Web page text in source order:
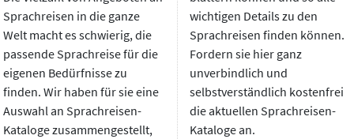
Sprachreisen in die ganze
Welt macht es schwierig, die
passende Sprachreise für die
eigenen Bedürfnisse zu
finden. Wir haben für sie eine
Auswahl an Sprachreisen-
Kataloge zusammengestellt,
wichtigen Details zu den
Sprachreisen finden können.
Fordern sie hier ganz
unverbindlich und
selbstverständlich kostenfrei
die aktuellen Sprachreisen-
Kataloge an.